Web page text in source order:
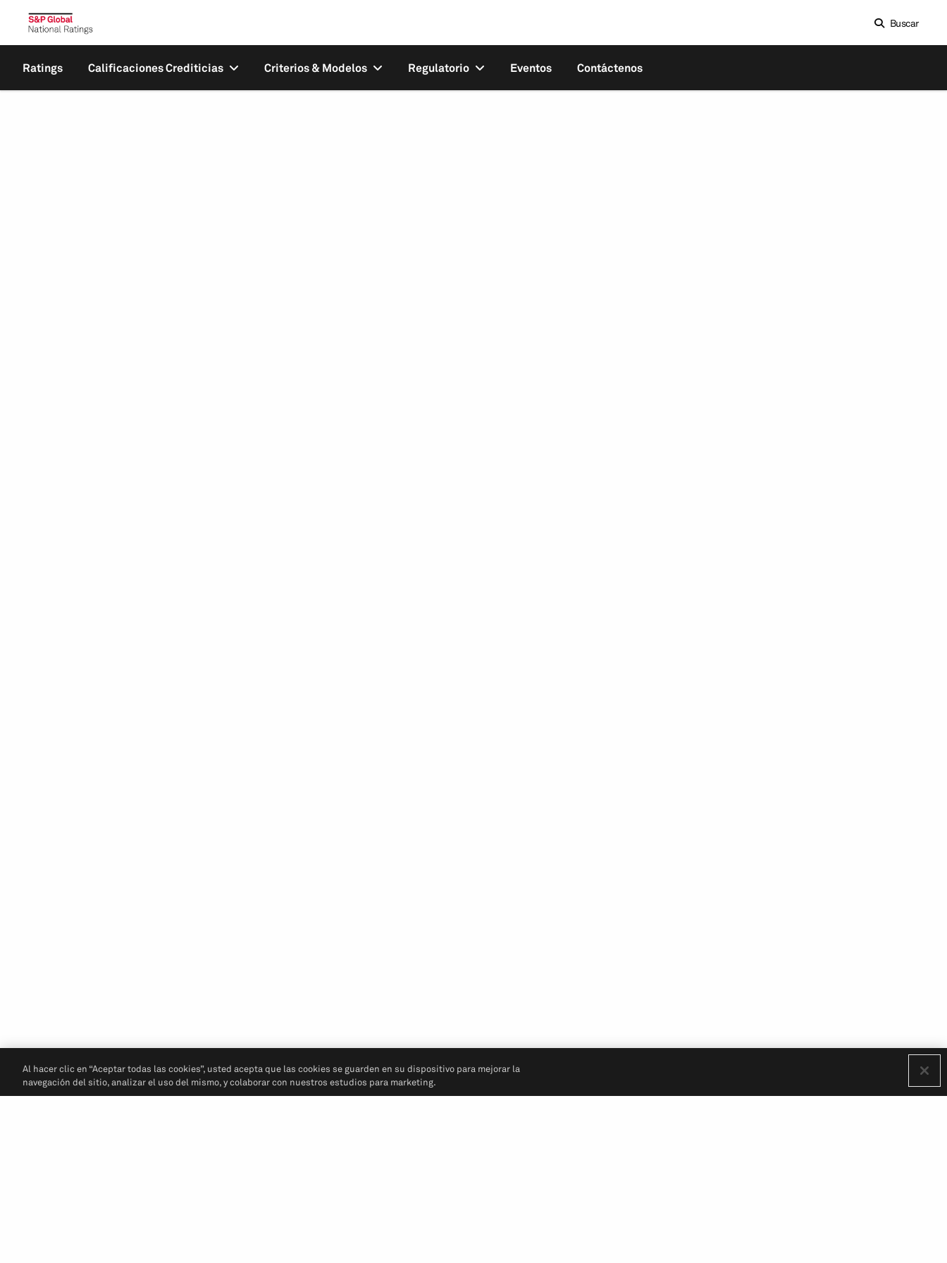
Buscar
Ratings Calificaciones Crediticias Criterios & Modelos Regulatorio Eventos Contáctenos
Al hacer clic en “Aceptar todas las cookies”, usted acepta que las cookies se guarden en su dispositivo para mejorar la
navegación del sitio, analizar el uso del mismo, y colaborar con nuestros estudios para marketing.